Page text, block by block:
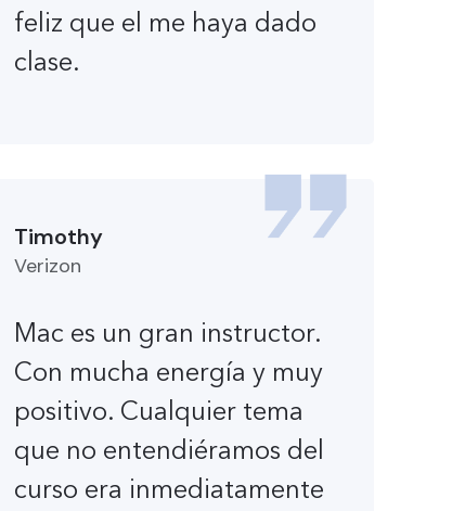
feliz que el me haya dado
clase.
Timothy
Verizon
Mac es un gran instructor.
Con mucha energía y muy
positivo. Cualquier tema
que no entendiéramos del
curso era inmediatamente